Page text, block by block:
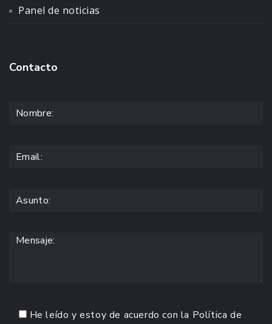
Panel de noticias
Contacto
He leído y estoy de acuerdo con la Política de